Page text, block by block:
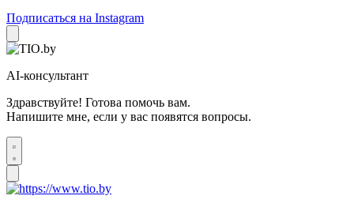
Подписаться на Instagram
AI-консультант
Здравствуйте! Готова помочь вам.
Напишите мне, если у вас появятся вопросы.